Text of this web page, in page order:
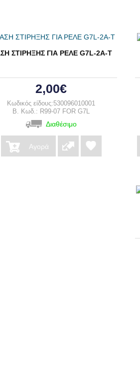
ΣΤΙΡΗΞΗΣ ΓΙΑ ΡΕΛΕ G7L-2A-T
2,00€
Κωδικός είδους:530096010001
B. Κωδ.: R99-07 FOR G7L
Διαθέσιμο
Αγορά